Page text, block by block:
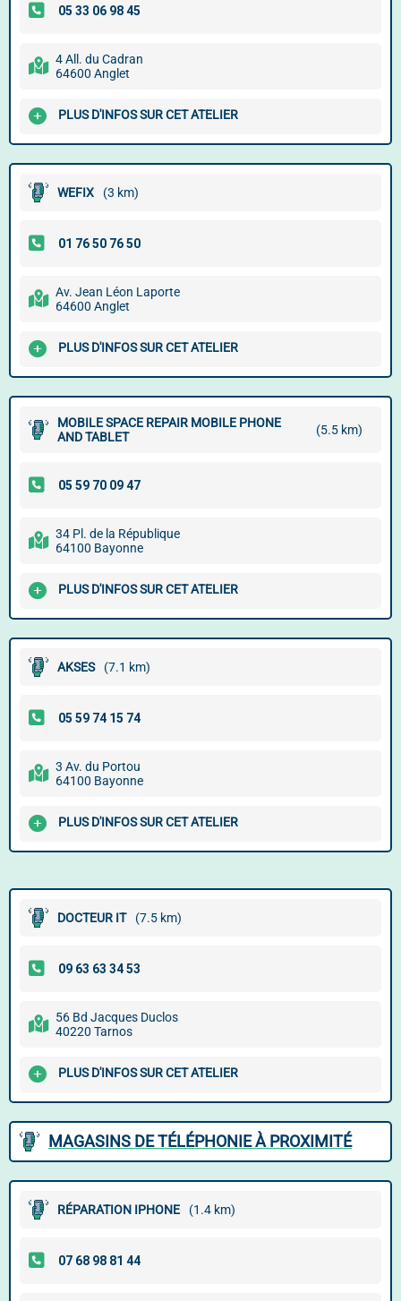
4 All. du Cadran
64600 Anglet
PLUS D'INFOS SUR CET ATELIER
WEFIX (3 km)
Av. Jean Léon Laporte
64600 Anglet
PLUS D'INFOS SUR CET ATELIER
MOBILE SPACE REPAIR MOBILE PHONE
AND TABLET
(5.5 km)
34 Pl. de la République
64100 Bayonne
PLUS D'INFOS SUR CET ATELIER
AKSES (7.1 km)
3 Av. du Portou
64100 Bayonne
PLUS D'INFOS SUR CET ATELIER
DOCTEUR IT (7.5 km)
56 Bd Jacques Duclos
40220 Tarnos
PLUS D'INFOS SUR CET ATELIER
MAGASINS DE TÉLÉPHONIE À PROXIMITÉ
RÉPARATION IPHONE (1.4 km)